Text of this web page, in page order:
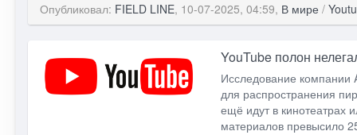
Опубликовал: FIELD LINE, 10-07-2025, 04:59, В мире /
YouTube полон
Исследование компании
для распространения
ещё идут в кинотеатрах
материалов превысило